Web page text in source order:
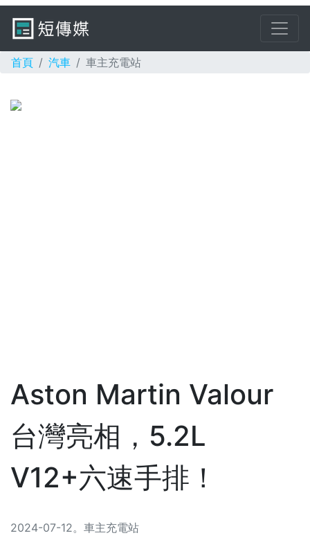
首頁 汽車 車主充電站
Aston Martin Valour
台灣亮相，5.2L
V12+六速手排！
2024-07-12。 車主充電站